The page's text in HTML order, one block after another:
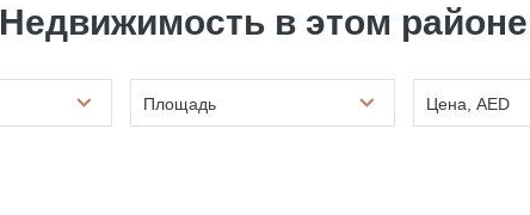
Недвижимость в этом районе
Площадь Цена, AED